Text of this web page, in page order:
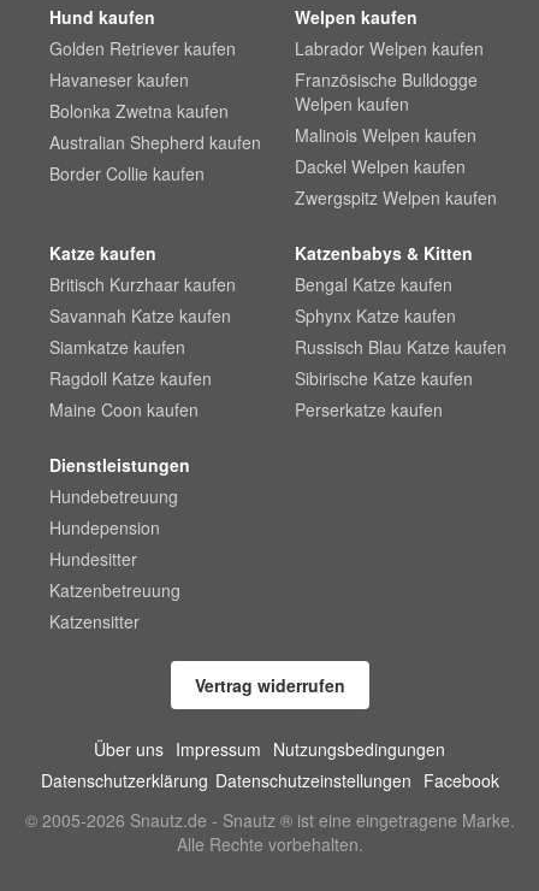
Hund kaufen
Golden Retriever kaufen
Havaneser kaufen
Bolonka Zwetna kaufen
Australian Shepherd kaufen
Border Collie kaufen
Welpen kaufen
Labrador Welpen kaufen
Französische Bulldogge
Welpen kaufen
Malinois Welpen kaufen
Dackel Welpen kaufen
Zwergspitz Welpen kaufen
Katze kaufen
Britisch Kurzhaar kaufen
Savannah Katze kaufen
Siamkatze kaufen
Ragdoll Katze kaufen
Maine Coon kaufen
Katzenbabys & Kitten
Bengal Katze kaufen
Sphynx Katze kaufen
Russisch Blau Katze kaufen
Sibirische Katze kaufen
Perserkatze kaufen
Dienstleistungen
Hundebetreuung
Hundepension
Hundesitter
Katzenbetreuung
Katzensitter
Vertrag widerrufen
Über uns Impressum Nutzungsbedingungen
Datenschutzerklärung Datenschutzeinstellungen Facebook
© 2005-2026 Snautz.de - Snautz ® ist eine eingetragene Marke.
Alle Rechte vorbehalten.